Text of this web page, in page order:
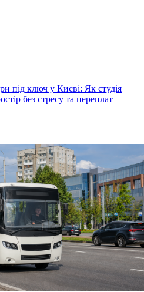
під ключ у Києві: Як студія
без стресу та переплат